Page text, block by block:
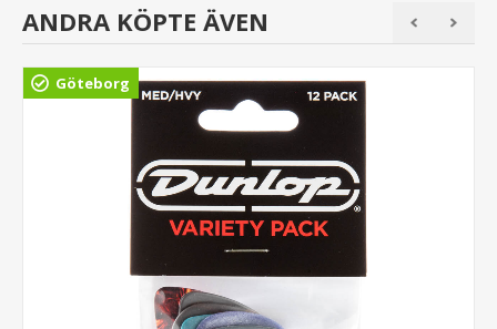
ANDRA KÖPTE ÄVEN
Göteborg